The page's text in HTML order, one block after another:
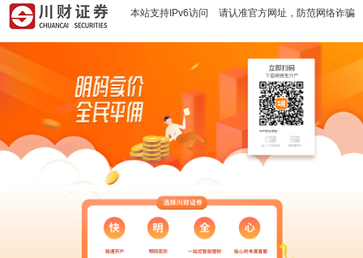
本站支持IPv6访问 请认准官方网址，防范网络诈骗